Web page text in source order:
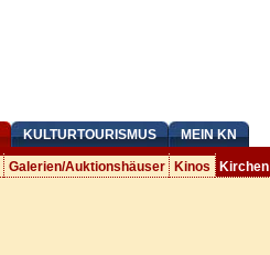
KULTURTOURISMUS MEIN KN
Galerien/Auktionshäuser Kinos Kirchen